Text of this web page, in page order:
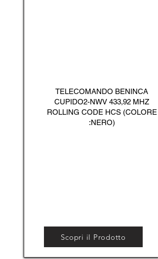
TELECOMANDO BENINCA
CUPIDO2-NWV 433,92 MHZ
ROLLING CODE HCS (COLORE
:NERO)
Scopri il Prodotto